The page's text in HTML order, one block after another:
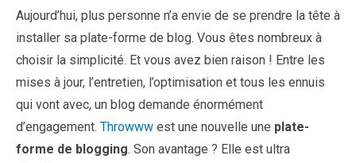
Aujourd’hui, plus personne n’a envie de se prendre la tête à
installer sa plate-forme de blog. Vous êtes nombreux à
choisir la simplicité. Et vous avez bien raison ! Entre les
mises à jour, l’entretien, l’optimisation et tous les ennuis
qui vont avec, un blog demande énormément
d’engagement. Throwww est une nouvelle une plate-
forme de blogging. Son avantage ? Elle est ultra